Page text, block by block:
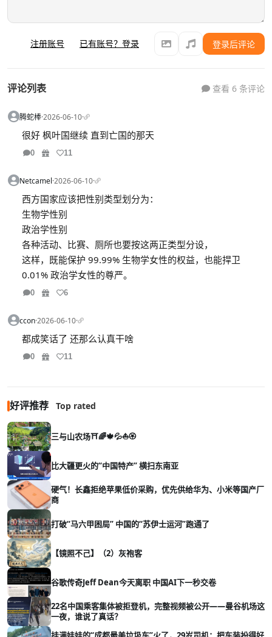
注册账号 已有账号？登录 登录后评论
评论列表 查看 6 条评论
腾蛇棒·2026-06-10·
很好 枫叶国继续 直到亡国的那天
0 11
Netcamel·2026-06-10·
西方国家应该把性别类型划分为：
生物学性别
政治学性别
各种活动、比赛、厕所也要按这两正类型分设，
这样，既能保护 99.99% 生物学女性的权益，也能捍卫
0.01% 政治学女性的尊严。
0 6
ccon·2026-06-10·
都成笑话了 还那么认真干啥
0 11
好评推荐 Top rated
三与山农场⛩️🌈🍁💦⛵🏵️
比大疆更火的“中国特产” 横扫东南亚
硬气！长鑫拒绝苹果低价采购，优先供给华为、小米等国产厂
商
打破“马六甲困局” 中国的“苏伊士运河”跑通了
【镜照不己】（2）灰袍客
谷歌传奇Jeff Dean今天离职 中国AI下一秒交卷
22名中国乘客集体被拒登机，完整视频被公开——曼谷机场这
一夜，谁说了真话？